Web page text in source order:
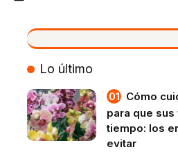
VIVO
Lo último
Cómo
para que
tiempo: los
evitar